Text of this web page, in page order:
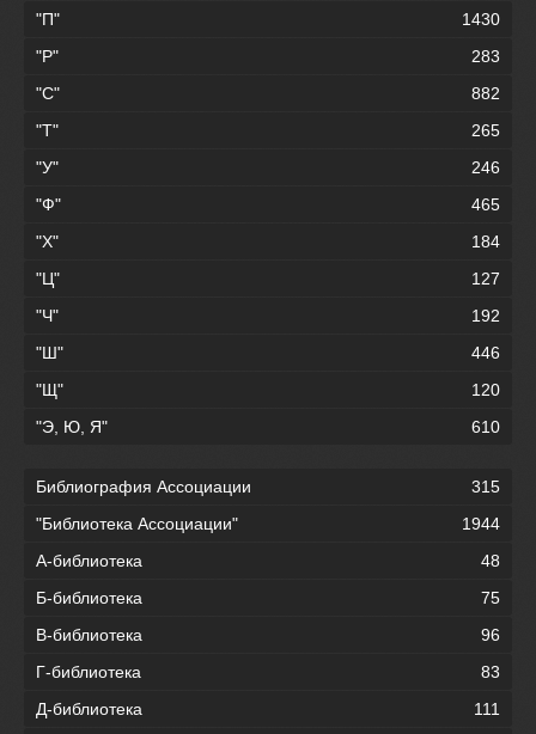
"П"
1430
"Р"
283
"С"
882
"Т"
265
"У"
246
"Ф"
465
"Х"
184
"Ц"
127
"Ч"
192
"Ш"
446
"Щ"
120
"Э, Ю, Я"
610
Библиография Ассоциации
315
"Библиотека Ассоциации"
1944
А-библиотека
48
Б-библиотека
75
В-библиотека
96
Г-библиотека
83
Д-библиотека
111